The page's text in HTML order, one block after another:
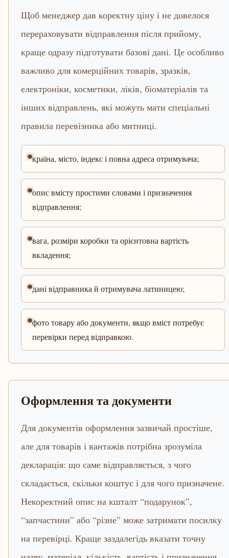
Щоб менеджер дав коректну ціну і не довелося
перераховувати відправлення після прийому,
краще одразу підготувати базові дані. Це особливо
важливо для комерційних товарів, зразків,
електроніки, косметики, ліків, біоматеріалів та
інших відправлень, які можуть мати спеціальні
правила перевізника або митниці.
країна, місто, індекс і повна адреса отримувача;
опис вмісту простими словами і призначення
відправлення;
вага, розміри коробки та орієнтовна вартість
вкладення;
дані відправника й отримувача латиницею;
фото товару або документи, якщо вміст потребує
перевірки перед відправкою.
Оформлення та документи
Для документів оформлення зазвичай простіше,
але для товарів і вантажів потрібна зрозуміла
декларація: що саме відправляється, з чого
складається, скільки коштує і для чого призначене.
Некоректний опис на кшталт “подарунок”,
“запчастини” або “різне” може затримати посилку
на перевірці. Краще заздалегідь вказати точну